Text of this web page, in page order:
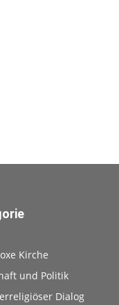
Kirche
und Politik
Dialog